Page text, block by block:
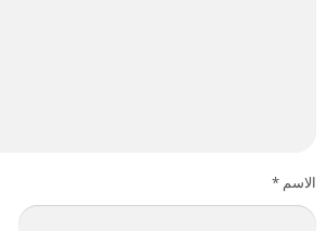
الاسم *